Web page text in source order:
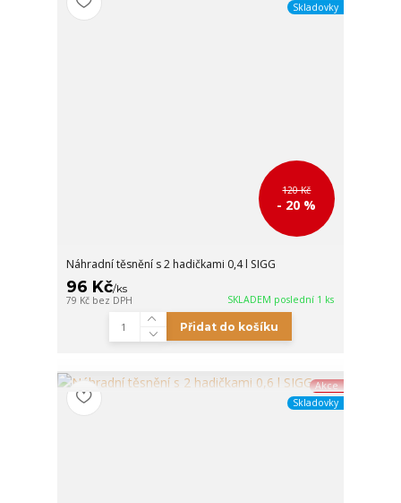
Skladovky
120 Kč
- 20 %
Náhradní těsnění s 2 hadičkami 0,4 l SIGG
96 Kč/ks
79 Kč bez DPH SKLADEM poslední 1 ks
Přidat do košíku
Akce
Skladovky